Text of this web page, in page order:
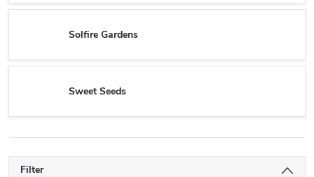
Solfire Gardens
Sweet Seeds
Filter